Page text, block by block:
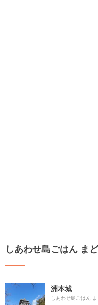
しあわせ島ごはん ま
洲本城
しあわせ島ごはん